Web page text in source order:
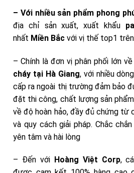
– Với nhiều sản phẩm phong
địa chỉ sản xuất, xuất khẩu
nhất Miền Bắc với vị thế top1
– Chính là đơn vị phân phối lớn
cháy tại Hà Giang, với nhiều
cấp ra ngoài thị trường đảm bảo
đặt thi công, chất lượng sản
về độ hoàn hảo, đầy đủ chứng từ
và quy cách giải pháp. Chắc
yên tâm và hài lòng
– Đến với Hoàng Việt Corp,